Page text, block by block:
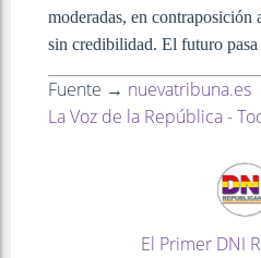
moderadas, en contraposición
sin credibilidad. El futuro pasa
Fuente → nuevatribuna.es
La Voz de la República -
El Primer DNI